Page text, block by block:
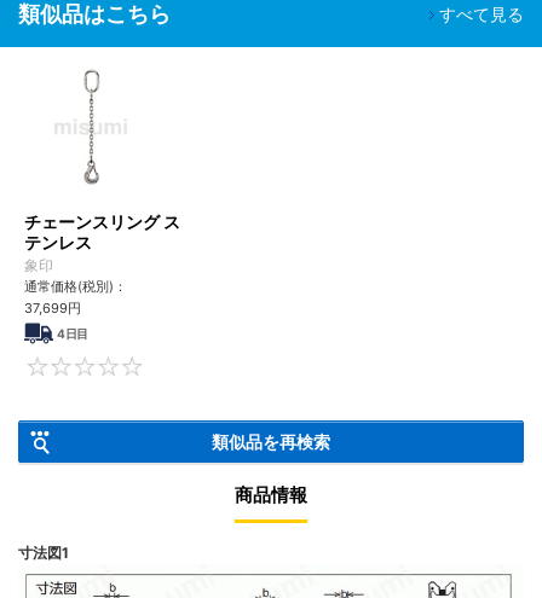
類似品はこちら すべて見る
チェーンスリング ス
テンレス
象印
通常価格(税別)：
37,699円
4日目
類似品を再検索
商品情報
寸法図1